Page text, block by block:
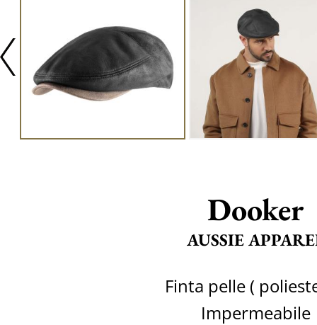
Dooker
AUSSIE
Finta pelle (
Impermeabile